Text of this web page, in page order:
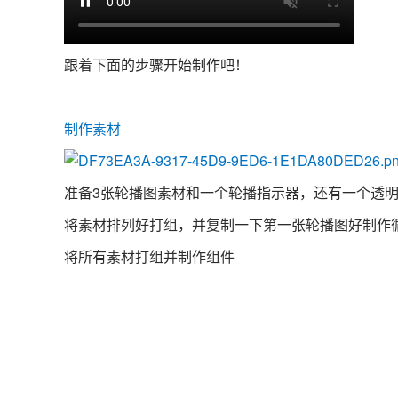
跟着下面的步骤开始制作吧！
制作素材
准备3张轮播图素材和一个轮播指示器，还有一个透
将素材排列好打组，并复制一下第一张轮播图好制作
将所有素材打组并制作组件